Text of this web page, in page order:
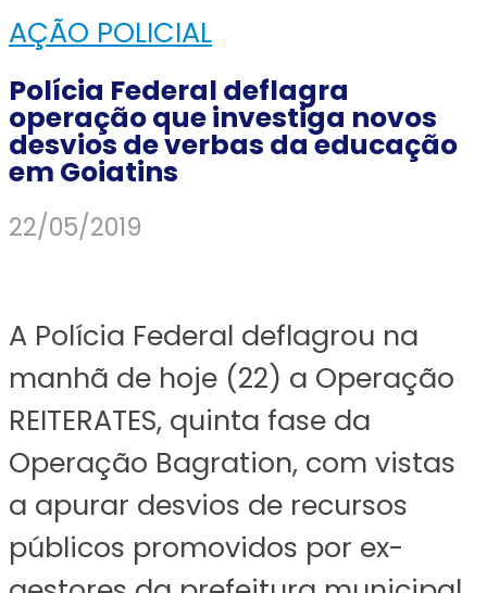
AÇÃO POLICIAL
Polícia Federal deflagra
operação que investiga novos
desvios de verbas da educação
em Goiatins
22/05/2019
A Polícia Federal deflagrou na
manhã de hoje (22) a Operação
REITERATES, quinta fase da
Operação Bagration, com vistas
a apurar desvios de recursos
públicos promovidos por ex-